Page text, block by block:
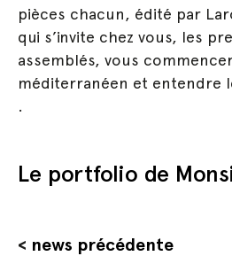
pièces chacun, édité par
qui s’invite chez vous, les
assemblés, vous
méditerranéen et entendre
.
Le portfolio de
< news précédente